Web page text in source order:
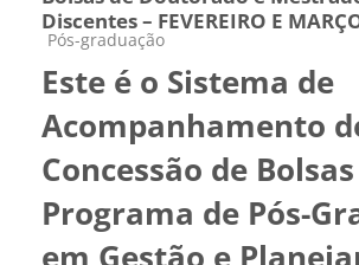
Discentes – FEVEREIRO E
Categoria do curso
Pós-graduação
Este é o Sistema de
Acompanhamento
Concessão de
Programa de Pós-